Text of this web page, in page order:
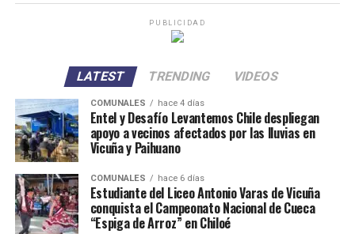
PUBLICIDAD
LATEST TRENDING VIDEOS
COMUNALES hace 4 días
Entel y Desafío Levantemos Chile despliegan
apoyo a vecinos afectados por las lluvias en
Vicuña y Paihuano
COMUNALES hace 6 días
Estudiante del Liceo Antonio Varas de Vicuña
conquista el Campeonato Nacional de Cueca
“Espiga de Arroz” en Chiloé